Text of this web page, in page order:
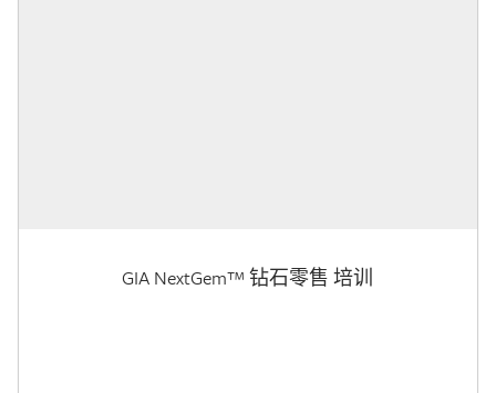
GIA NextGem™ 钻石零售 培训